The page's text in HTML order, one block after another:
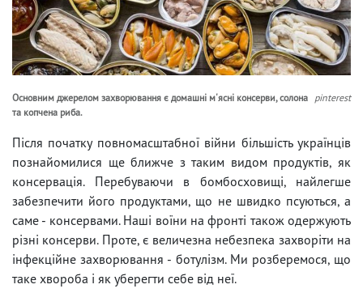
Основним джерелом захворювання є домашні м'ясні консерви, солона
та копчена риба.
pinterest
Після початку повномасштабної війни більшість українців
познайомилися ще ближче з таким видом продуктів, як
консервація. Перебуваючи в бомбосховищі, найлегше
забезпечити його продуктами, що не швидко псуються, а
саме - консервами. Наші воїни на фронті також одержують
різні консерви. Проте, є величезна небезпека захворіти на
інфекційне захворювання - ботулізм. Ми розберемося, що
таке хвороба і як уберегти себе від неї.